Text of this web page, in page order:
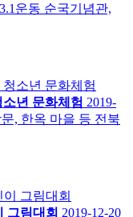
운동 순국기념관,
년 문화체험 2019-
, 한옥 마을 등 전북
그림대회 2019-12-20